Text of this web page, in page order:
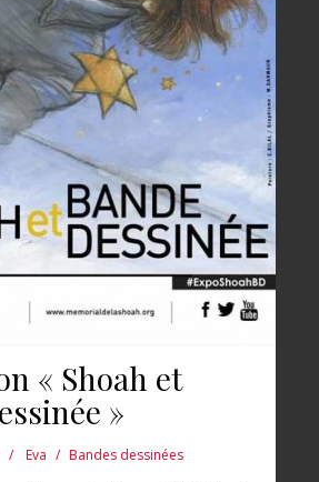
« Shoah et
»
Eva Bandes dessinées